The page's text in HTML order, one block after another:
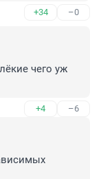
+34 –0
чего уж
+4 –6